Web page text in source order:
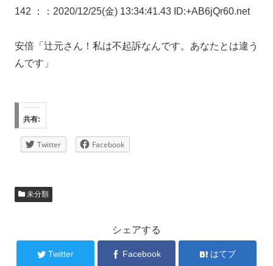
142 ： ：2020/12/25(金) 13:34:41.43 ID:+AB6jQr60.net
安倍「辻元さん！私は不起訴なんです。あなたとは違う
んです」
共有:
Twitter Facebook
未分類
シェアする
Twitter Facebook はてブ